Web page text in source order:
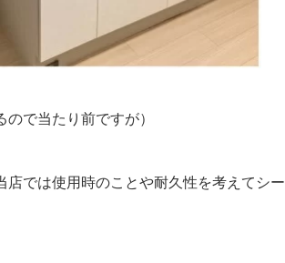
で当たり前ですが）
では使用時のことや耐久性を考えてシー